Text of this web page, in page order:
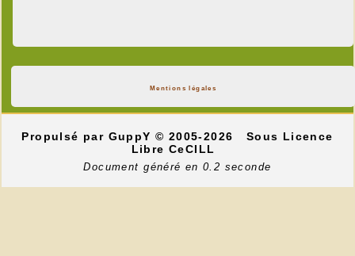
Mentions légales
Propulsé par GuppY© 2005-2026
Sous Licence
Libre CeCILL
Document généré en 0.2 seconde